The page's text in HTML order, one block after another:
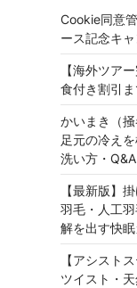
Cookie同意
ース記念キ
【海外ツア
食付き割引
かいまき（
足元の冷え
洗い方・
【最新版】
羽毛・人工
解を出す快
【アシスト
ツイスト・